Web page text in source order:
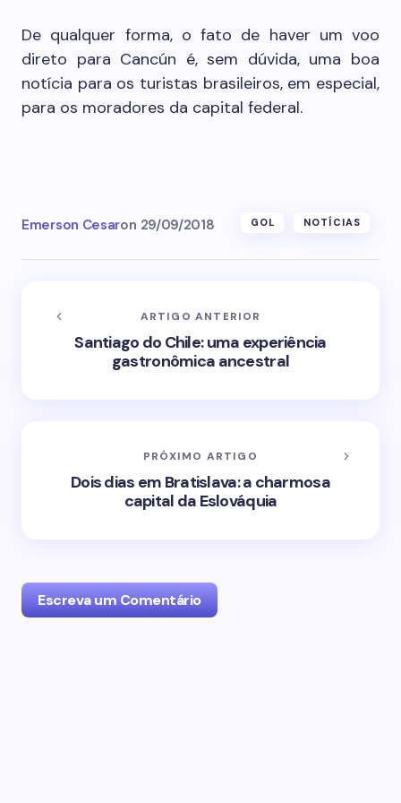
De qualquer forma, o fato de haver um voo
direto para Cancún é, sem dúvida, uma boa
notícia para os turistas brasileiros, em especial,
para os moradores da capital federal.
Emerson Cesaron 29/09/2018 GOL NOTÍCIAS
ARTIGO ANTERIOR
Santiago do Chile: uma experiência
gastronômica ancestral
PRÓXIMO ARTIGO
Dois dias em Bratislava: a charmosa
capital da Eslováquia
Escreva um Comentário